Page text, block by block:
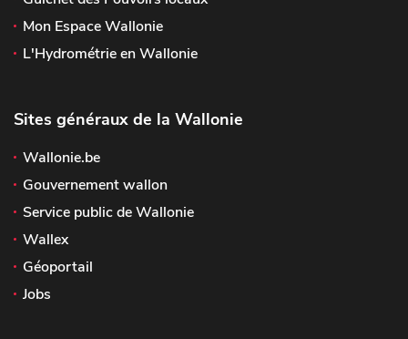
Mon Espace Wallonie
L'Hydrométrie en Wallonie
Sites généraux de la Wallonie
Wallonie.be
Gouvernement wallon
Service public de Wallonie
Wallex
Géoportail
Jobs